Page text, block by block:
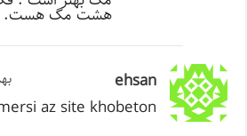
هشت مگ هست.
ehsan بهمن 1,
az site khobeton